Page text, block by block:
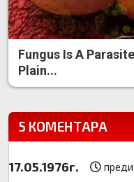
Fungus Is A
Plain...
5 КОМЕНТАРА
17.05.1976г.